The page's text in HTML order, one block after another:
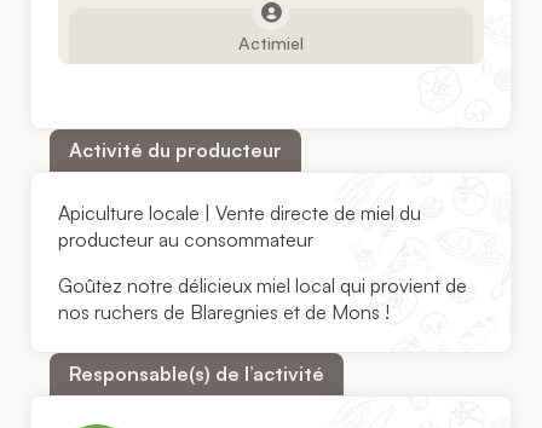
Actimiel
Activité du producteur
Apiculture locale | Vente directe de miel du
producteur au consommateur
Goûtez notre délicieux miel local qui provient de
nos ruchers de Blaregnies et de Mons !
Responsable(s) de l’activité